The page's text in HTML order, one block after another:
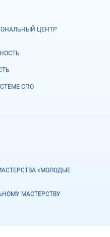
ЦЕНТР
СПО
«МОЛОДЫЕ
МАСТЕРСТВУ